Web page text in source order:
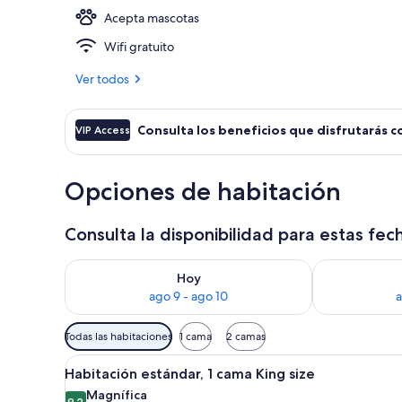
Acepta mascotas
Wifi gratuito
Ver todos
VIP Access Consulta los beneficios que disfrutarás
Opciones de habitación
Consulta la disponibilidad para estas
Hoy
ago 9 - ago 10
Consulta la disponibilidad para hoy ago 9 - ago 10
Consulta la
Filtros
disponibles
para
las
Todas las habitaciones 1 cama 2 camas
Abrir
todas
Un dormitorio moderno con
13
Habitación estándar, 1 cama King size
Magnífica